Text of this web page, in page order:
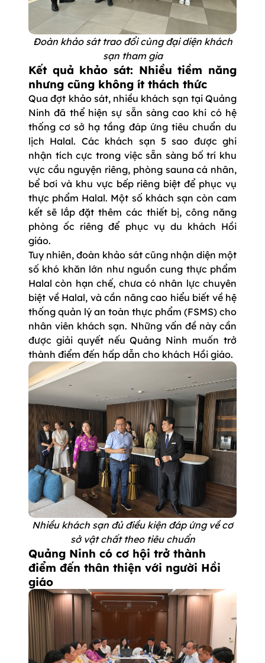
Đoàn khảo sát trao đổi cùng đại diện khách
sạn tham gia
Kết quả khảo sát: Nhiều tiềm năng
nhưng cũng không ít thách thức
Qua đợt khảo sát, nhiều khách sạn tại Quảng
Ninh đã thể hiện sự sẵn sàng cao khi có hệ
thống cơ sở hạ tầng đáp ứng tiêu chuẩn du
lịch Halal. Các khách sạn 5 sao được ghi
nhận tích cực trong việc sẵn sàng bố trí khu
vực cầu nguyện riêng, phòng sauna cá nhân,
bể bơi và khu vực bếp riêng biệt để phục vụ
thực phẩm Halal. Một số khách sạn còn cam
kết sẽ lắp đặt thêm các thiết bị, công năng
phòng ốc riêng để phục vụ du khách Hồi
giáo.
Tuy nhiên, đoàn khảo sát cũng nhận diện một
số khó khăn lớn như nguồn cung thực phẩm
Halal còn hạn chế, chưa có nhân lực chuyên
biệt về Halal, và cần nâng cao hiểu biết về hệ
thống quản lý an toàn thực phẩm (FSMS) cho
nhân viên khách sạn. Những vấn đề này cần
được giải quyết nếu Quảng Ninh muốn trở
thành điểm đến hấp dẫn cho khách Hồi giáo.
Nhiều khách sạn đủ điều kiện đáp ứng về cơ
sở vật chất theo tiêu chuẩn
Quảng Ninh có cơ hội trở thành
điểm đến thân thiện với người Hồi
giáo